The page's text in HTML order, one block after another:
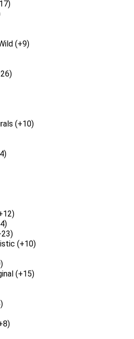
(+9)
(+10)
(+10)
(+15)